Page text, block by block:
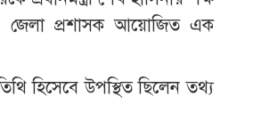
জেলা প্রশাসক আয়োজিত এক
হিসেবে উপস্থিত ছিলেন তথ্য